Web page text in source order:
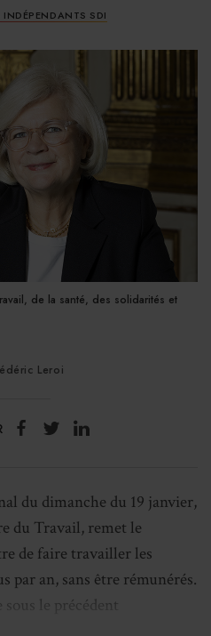
INDÉPENDANTS SDI
de la santé, des solidarités et
Leroi
du dimanche du 19 janvier,
du Travail, remet le
de faire travailler les
par an, sans être rémunérés.
le précédent